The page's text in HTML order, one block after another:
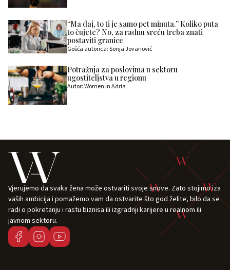
“Ma daj, to ti je samo pet minuta.” Koliko puta
to čujete? No, za radnu sreću treba znati
postaviti granice
Gošća autorica: Sonja Jovanović
Potražnja za poslovima u sektoru
ugostiteljstva u regionu
Autor: Women in Adria
Vjerujemo da svaka žena može ostvariti svoje snove. Zato stojimo iza
vaših ambicija i pomažemo vam da ostvarite što god želite, bilo da se
radi o pokretanju i rastu biznisa ili izgradnji karijere u realnom ili
javnom sektoru.